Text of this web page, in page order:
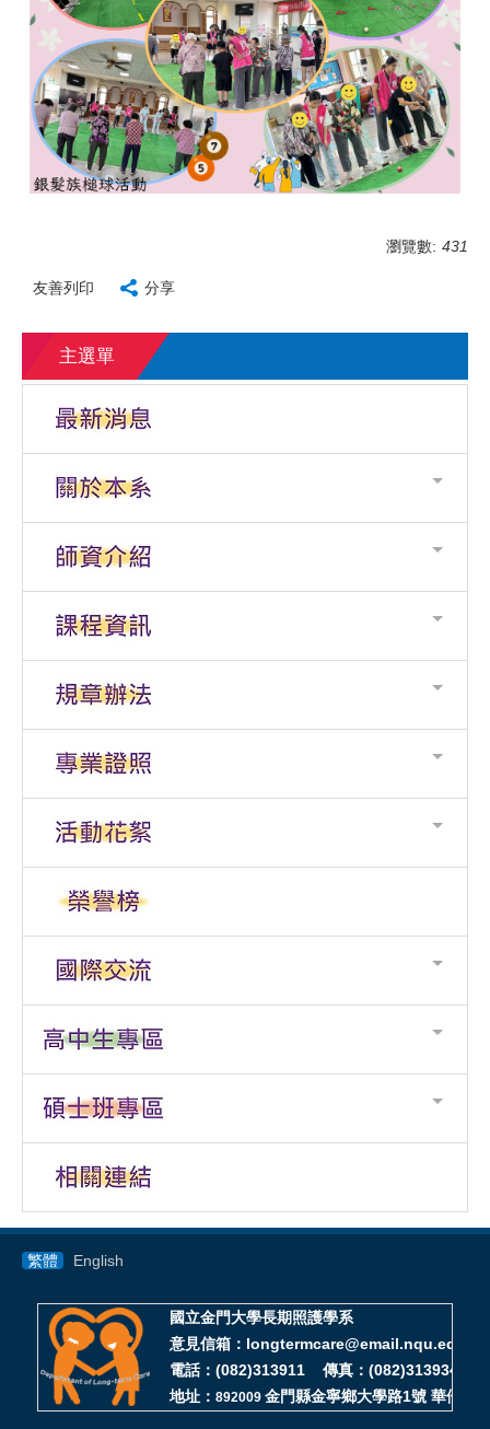
瀏覽數: 431
友善列印 分享
主選單
繁體 English
國立金門大學長期照護學系
意見信箱：longtermcare@email.nqu.edu.tw
電話：(082)313911 傳真：(082)313934
地址： 892009 金門縣金寧鄉大學路1號 華僑大